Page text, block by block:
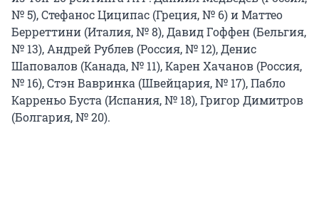
№ 5), Стефанос Циципас (Греция, № 6) и Маттео
Берреттини (Италия, № 8), Давид Гоффен (Бельгия,
№ 13), Андрей Рублев (Россия, № 12), Денис
Шаповалов (Канада, № 11), Карен Хачанов (Россия,
№ 16), Стэн Вавринка (Швейцария, № 17), Пабло
Карреньо Буста (Испания, № 18), Григор Димитров
(Болгария, № 20).